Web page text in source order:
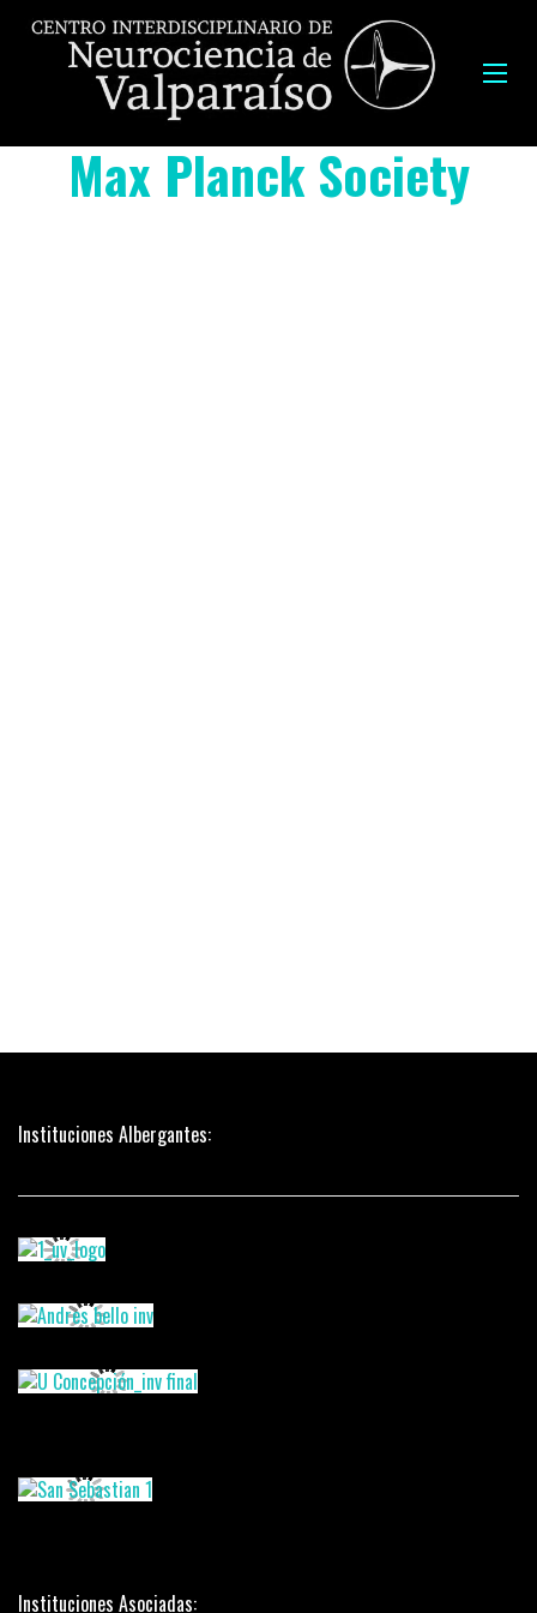
Max Planck Society
Instituciones Albergantes:
Instituciones Asociadas: